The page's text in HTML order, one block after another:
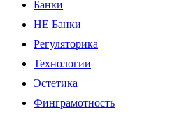
Банки
НЕ Банки
Регуляторика
Технологии
Эстетика
Финграмотность